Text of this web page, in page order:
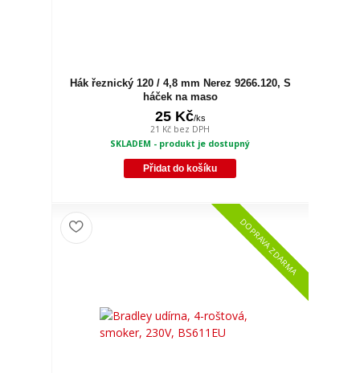
Hák řeznický 120 / 4,8 mm Nerez 9266.120, S
háček na maso
25 Kč/ks
21 Kč bez DPH
SKLADEM - produkt je dostupný
Přidat do košíku
DOPRAVA ZDARMA